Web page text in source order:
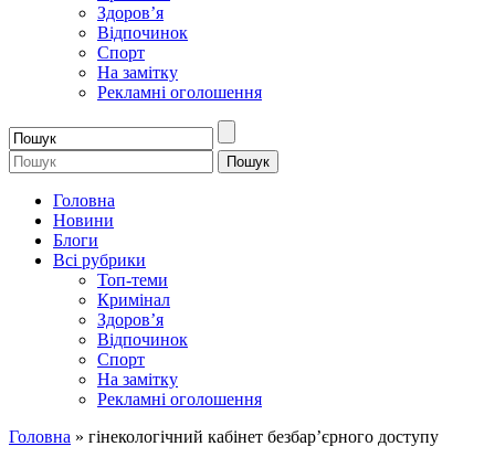
Здоров’я
Відпочинок
Спорт
На замітку
Рекламні оголошення
Головна
Новини
Блоги
Всі рубрики
Топ-теми
Кримінал
Здоров’я
Відпочинок
Спорт
На замітку
Рекламні оголошення
Головна » гінекологічний кабінет безбар’єрного доступу